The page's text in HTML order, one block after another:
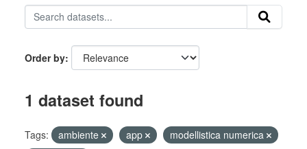
Order by
1 dataset found
Tags: ambiente app
modellistica numerica